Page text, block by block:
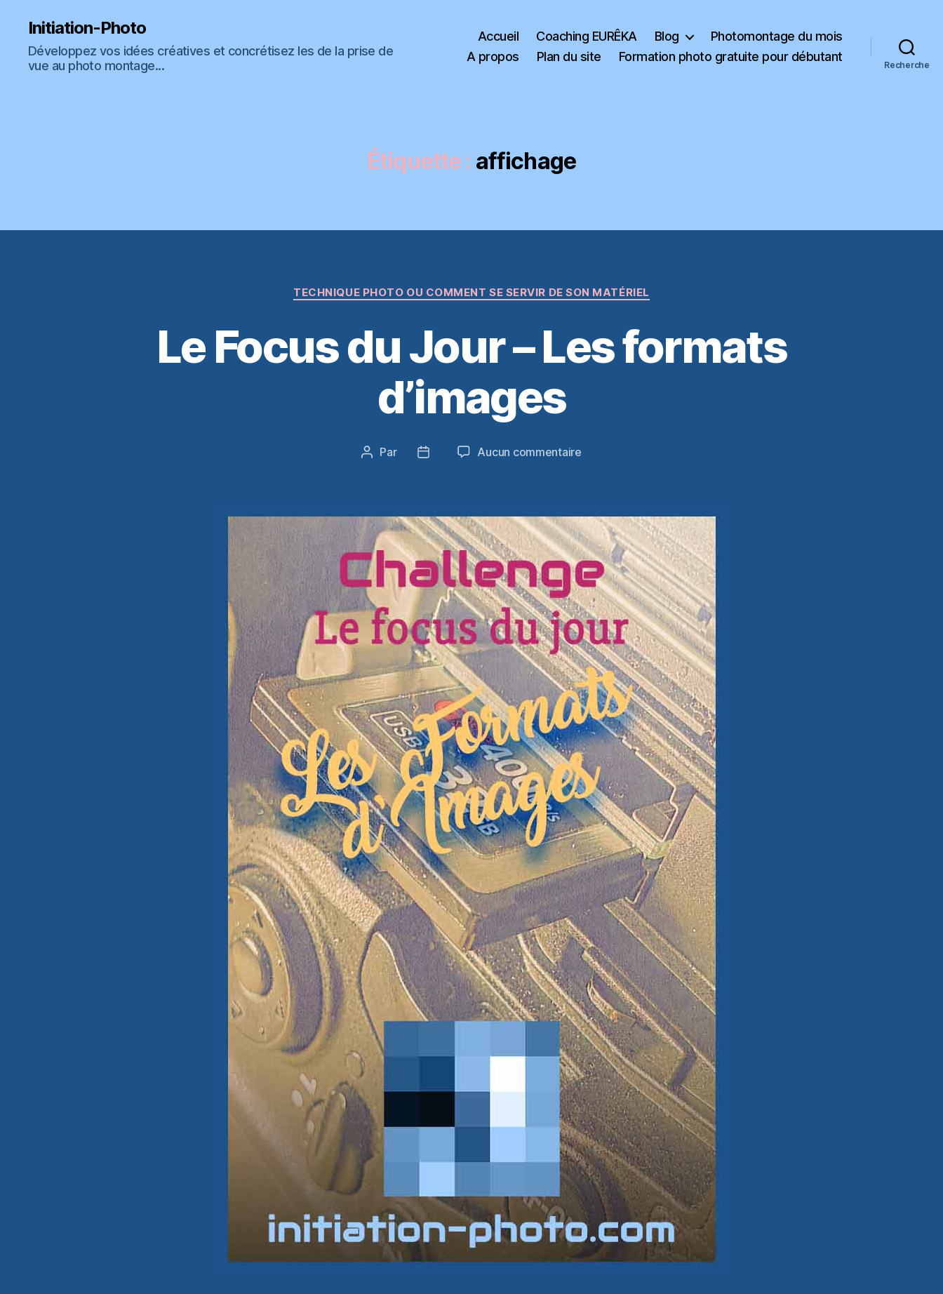
Initiation-Photo
Développez vos idées créatives et concrétisez les de la prise de
vue au photo montage...
Accueil Coaching EURÊKA Blog
Photomontage du mois
A propos
Plan du site Formation photo gratuite pour débutant
Recherche
Étiquette : affichage
Catégories
TECHNIQUE PHOTO OU COMMENT SE SERVIR DE SON MATÉRIEL
Le Focus du Jour – Les formats
d’images
Auteur
Par
Date
Aucun commentairesur
Jour
–
Les
formats
d’images